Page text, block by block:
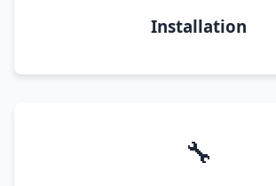
Installation
🔧